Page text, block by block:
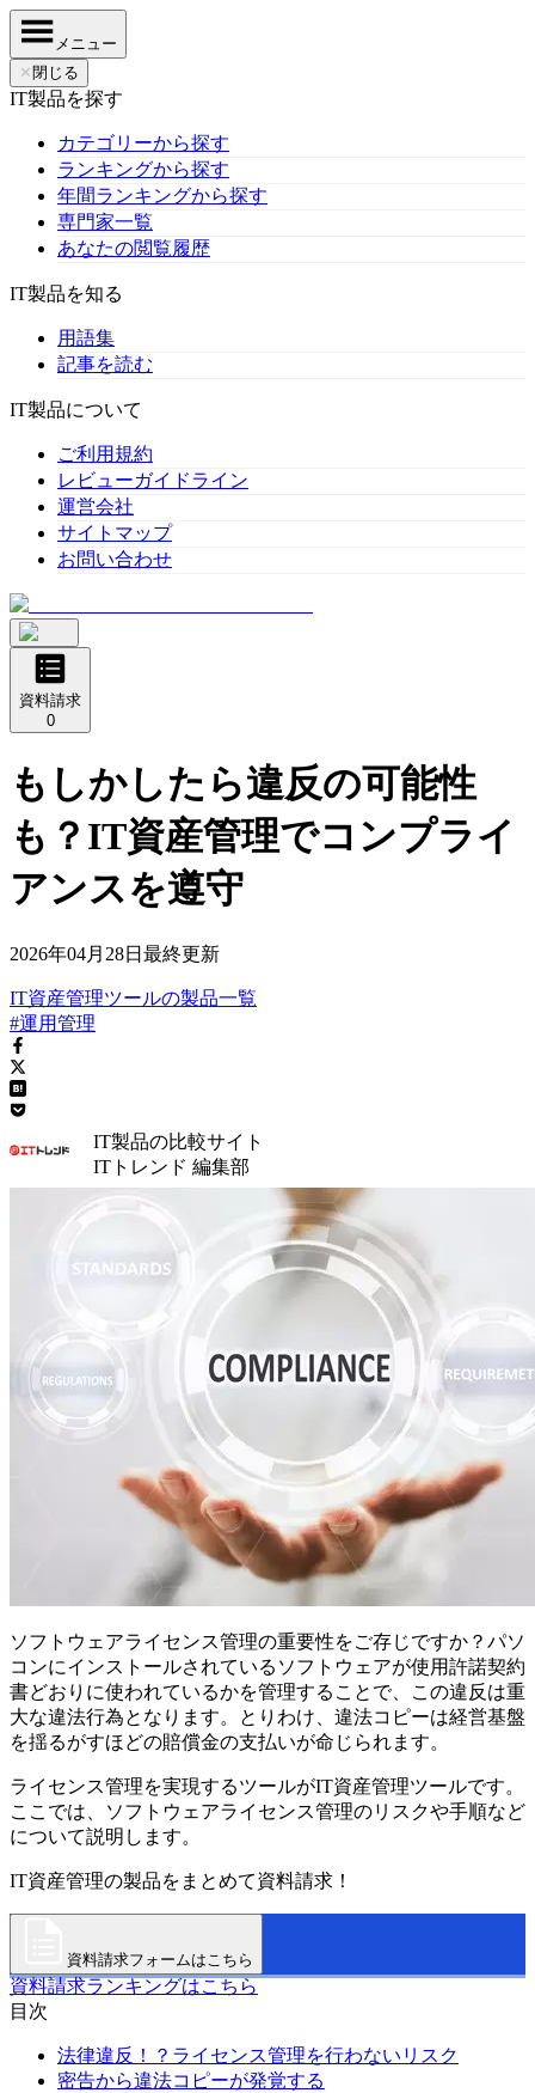
メニュー
✕ 閉じる
IT製品を探す
カテゴリーから探す
ランキングから探す
年間ランキングから探す
専門家一覧
あなたの閲覧履歴
IT製品を知る
用語集
記事を読む
IT製品について
ご利用規約
レビューガイドライン
運営会社
サイトマップ
お問い合わせ
資料請求
0
もしかしたら違反の可能性
も？IT資産管理でコンプライ
アンスを遵守
2026年04月28日 最終更新
IT資産管理ツールの製品一覧
#運用管理
IT製品の比較サイト
ITトレンド 編集部
ソフトウェアライセンス管理の重要性をご存じですか？パソ
コンにインストールされているソフトウェアが使用許諾契約
書どおりに使われているかを管理することで、この違反は重
大な違法行為となります。とりわけ、違法コピーは経営基盤
を揺るがすほどの賠償金の支払いが命じられます。
ライセンス管理を実現するツールがIT資産管理ツールです。
ここでは、ソフトウェアライセンス管理のリスクや手順など
について説明します。
IT資産管理の製品をまとめて資料請求！
資料請求フォームはこちら
資料請求ランキングはこちら
目次
法律違反！？ライセンス管理を行わないリスク
密告から違法コピーが発覚する